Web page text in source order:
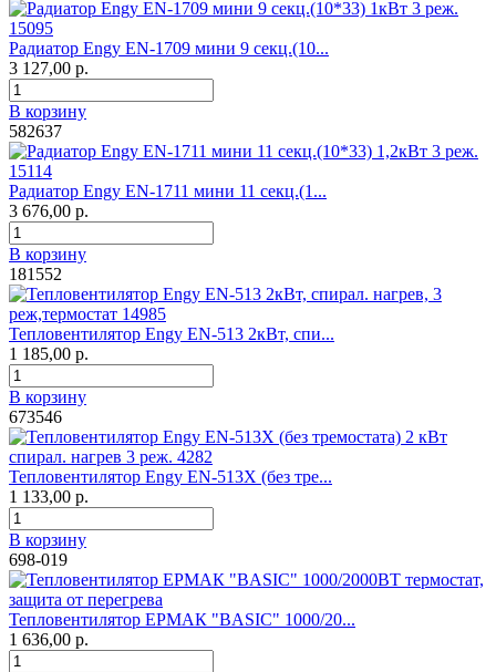
Радиатор Engy EN-1709 мини 9 секц.(10...
3 127,00 р.
В корзину
582637
Радиатор Engy EN-1711 мини 11 секц.(1...
3 676,00 р.
В корзину
181552
Тепловентилятор Engy EN-513 2кВт, спи...
1 185,00 р.
В корзину
673546
Тепловентилятор Engy EN-513Х (без тре...
1 133,00 р.
В корзину
698-019
Тепловентилятор ЕРМАК "BASIC" 1000/20...
1 636,00 р.